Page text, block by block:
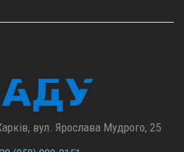
вул. Ярослава Мудрого, 25